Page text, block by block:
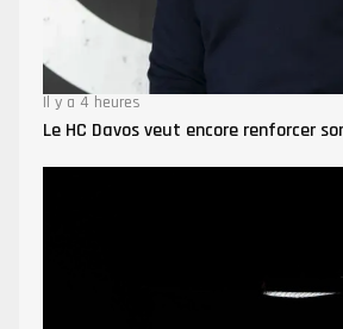
Il y a 4 heures
Le HC Davos veut encore renforcer